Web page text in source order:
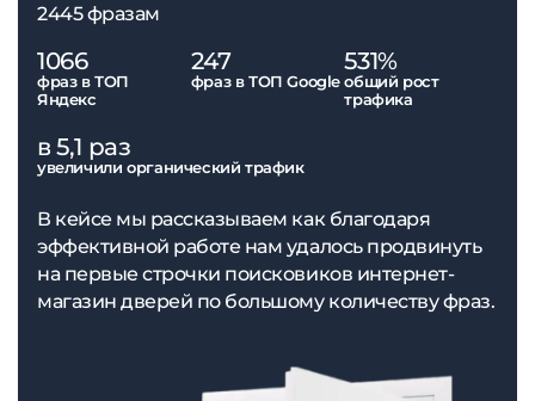
2445 фразам
1066
фраз в ТОП
Яндекс
247
фраз в ТОП Google
531%
общий рост
трафика
в 5,1 раз
увеличили органический трафик
В кейсе мы рассказываем как благодаря
эффективной работе нам удалось продвинуть
на первые строчки поисковиков интернет-
магазин дверей по большому количеству фраз.